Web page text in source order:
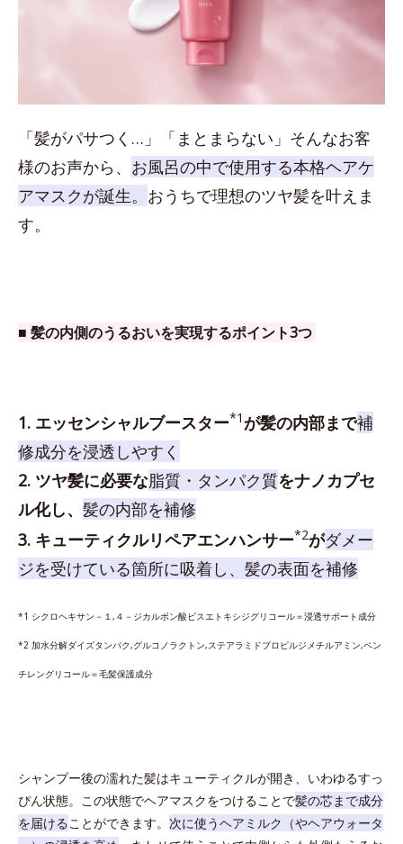
「髪がパサつく…」「まとまらない」そんなお客
様のお声から、 お風呂の中で使用する本格ヘアケ
アマスクが誕生。 おうちで理想のツヤ髪を叶えま
す。
■ 髪の内側のうるおいを実現するポイント3つ
1. エッセンシャルブースター*1 が髪の内部まで補
修成分を浸透しやすく
2. ツヤ髪に必要な脂質・タンパク質をナノカプセ
ル化し、 髪の内部を補修
3. キューティクルリペアエンハンサー*2がダメー
ジを受けている箇所に吸着し、髪の表面を補修
*1 シクロヘキサン－１,４－ジカルボン酸ビスエトキシジグリコール＝浸透サポート成分
*2 加水分解ダイズタンパク,グルコノラクトン,ステアラミドプロピルジメチルアミン,ペン
チレングリコール＝毛髪保護成分
シャンプー後の濡れた髪はキューティクルが開き、いわゆるすっ
ぴん状態。この状態でヘアマスクをつけることで髪の芯まで成分
を届けることができます。 次に使うヘアミルク（やヘアウォータ